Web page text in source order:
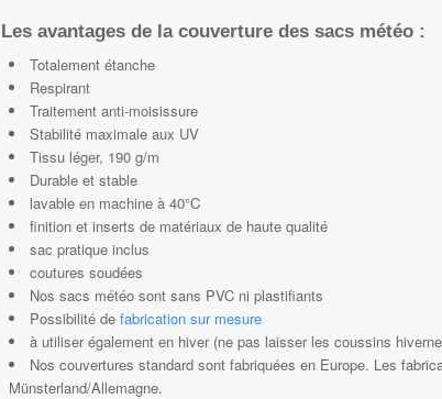
Les avantages de la couverture des sacs météo :
Totalement étanche
Respirant
Traitement anti-moisissure
Stabilité maximale aux UV
Tissu léger, 190 g/m
Durable et stable
lavable en machine à 40°C
finition et inserts de matériaux de haute qualité
sac pratique inclus
coutures soudées
Nos sacs météo sont sans PVC ni plastifiants
Possibilité de fabrication sur mesure
à utiliser également en hiver (ne pas laisser les coussins
Nos couvertures standard sont fabriquées en Europe. Les
Münsterland/Allemagne.